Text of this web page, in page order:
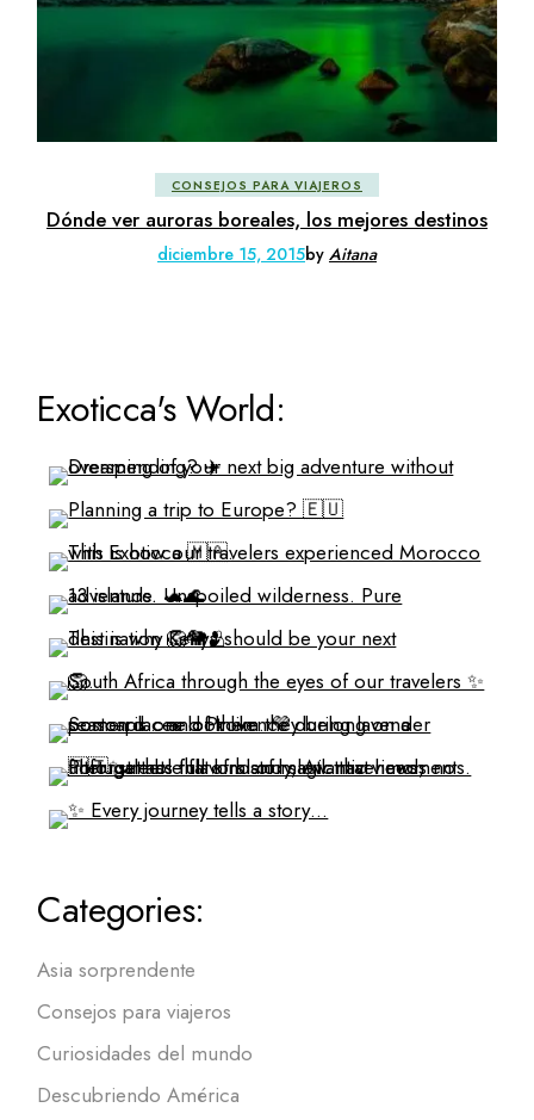
CONSEJOS PARA VIAJEROS
Dónde ver auroras boreales, los mejores destinos
diciembre 15, 2015by Aitana
Exoticca's World:
Categories:
Asia sorprendente
Consejos para viajeros
Curiosidades del mundo
Descubriendo América